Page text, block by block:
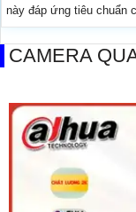
này đáp ứng tiêu chuẩn
CAMERA